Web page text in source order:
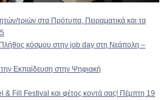
τριών στα Πρότυπα, Πειραματικά και τα
κόσμου στην job day στη Νεάπολη –
Εκπαίδευση στην Ψηφιακή
& Fill Festival και φέτος κοντά σας! Πέμπτη 19